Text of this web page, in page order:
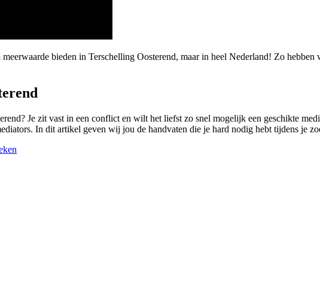
bieden in Terschelling Oosterend, maar in heel Nederland! Zo
Je zit vast in een conflict en wilt het liefst zo snel mogelijk een geschikte
In dit artikel geven wij jou de handvaten die je hard nodig hebt tijdens je